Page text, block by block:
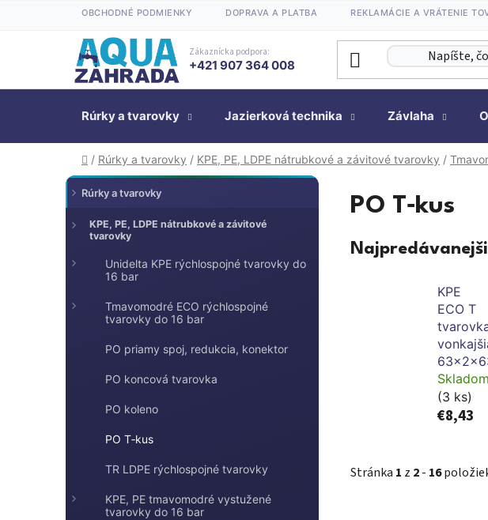
OBCHODNÉ PODMIENKY DOPRAVA A PLATBA REKLAMÁCIE A VRÁTENIE
Zákaznícka podpora:
+421 907 364 008
Rúrky a tvarovky Jazierková technika Závlaha
Domov
/ Rúrky a tvarovky / KPE, PE, LDPE nátrubkové a závitové tvarovky /
B
o
č
ý
a
Preskočiť
kategórie
K
a
g
Rúrky a tvarovky
KPE, PE, LDPE nátrubkové a závitové
tvarovky
Unidelta KPE rýchlospojné tvarovky do
16 bar
Tmavomodré ECO rýchlospojné
tvarovky do 16 bar
PO priamy spoj, redukcia, konektor
PO koncová tvarovka
PO koleno
PO T‑kus
TR LDPE rýchlospojné tvarovky
KPE, PE tmavomodré vystužené
tvarovky do 16 bar
PO T‑kus
KPE
ECO T
Skladom
(3 ks)
€8,43
Stránka 1 z 2- 16